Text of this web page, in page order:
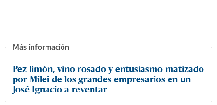
Pez limón, vino rosado y entusiasmo matizado
por Milei de los grandes empresarios en un
José Ignacio a reventar